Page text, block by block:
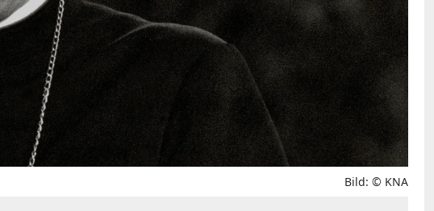
Bild: © KNA